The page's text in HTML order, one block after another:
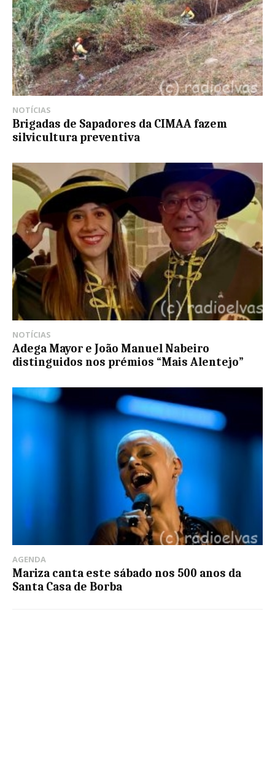
NOTÍCIAS
Brigadas de Sapadores da CIMAA fazem
silvicultura preventiva
NOTÍCIAS
Adega Mayor e João Manuel Nabeiro
distinguidos nos prémios “Mais Alentejo”
AGENDA
Mariza canta este sábado nos 500 anos da
Santa Casa de Borba